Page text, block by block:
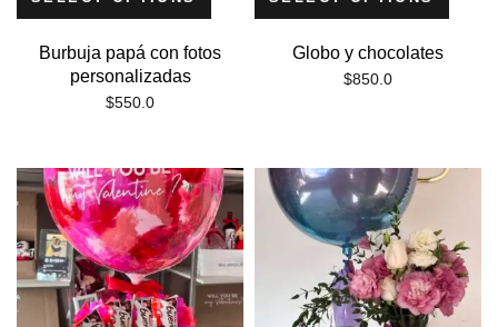
Burbuja papá con fotos
personalizadas
$550.0
Globo y chocolates
$850.0